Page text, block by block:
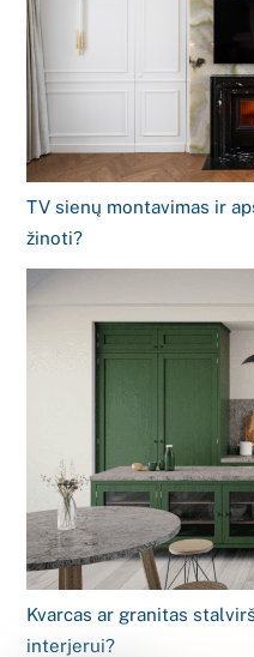
TV sienų montavimas ir
žinoti?
Kvarcas ar granitas
interjerui?